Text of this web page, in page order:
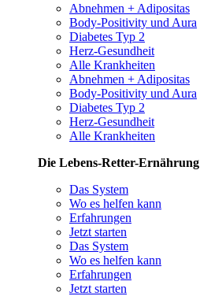
Abnehmen + Adipositas
Body-Positivity und Aura
Diabetes Typ 2
Herz-Gesundheit
Alle Krankheiten
Abnehmen + Adipositas
Body-Positivity und Aura
Diabetes Typ 2
Herz-Gesundheit
Alle Krankheiten
Die Lebens-Retter-Ernährung
Das System
Wo es helfen kann
Erfahrungen
Jetzt starten
Das System
Wo es helfen kann
Erfahrungen
Jetzt starten